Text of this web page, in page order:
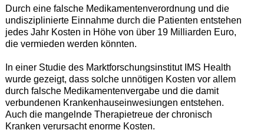
Durch eine falsche Medikamentenverordnung und die
undisziplinierte Einnahme durch die Patienten entstehen
jedes Jahr Kosten in Höhe von über 19 Milliarden Euro,
die vermieden werden könnten.
In einer Studie des Marktforschungsinstitut IMS Health
wurde gezeigt, dass solche unnötigen Kosten vor allem
durch falsche Medikamentenvergabe und die damit
verbundenen Krankenhauseinwesiungen entstehen.
Auch die mangelnde Therapietreue der chronisch
Kranken verursacht enorme Kosten.